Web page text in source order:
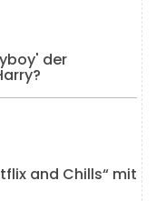
der
and Chills“ mit